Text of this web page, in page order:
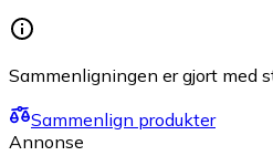
Sammenligningen er gjort med
Sammenlign produkter
Annonse